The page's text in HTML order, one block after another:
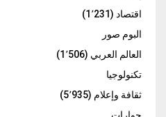
اقتصاد (1٬231)
البوم صور
العالم العربي (1٬506)
تكنولوجيا
ثقافة وإعلام (5٬935)